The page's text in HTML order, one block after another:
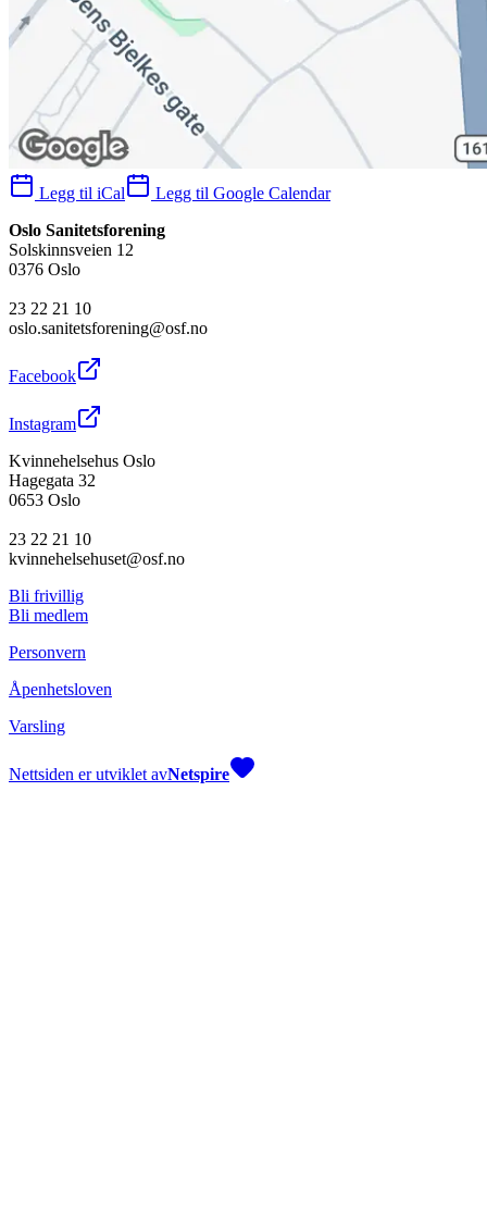
Legg til iCal
Legg til Google Calendar
Oslo Sanitetsforening
Solskinnsveien 12
0376 Oslo
23 22 21 10
oslo.sanitetsforening@osf.no
Facebook
Instagram
Kvinnehelsehus Oslo
Hagegata 32
0653 Oslo
23 22 21 10
kvinnehelsehuset@osf.no
Bli frivillig
Bli medlem
Personvern
Åpenhetsloven
Varsling
Nettsiden er utviklet avNetspire